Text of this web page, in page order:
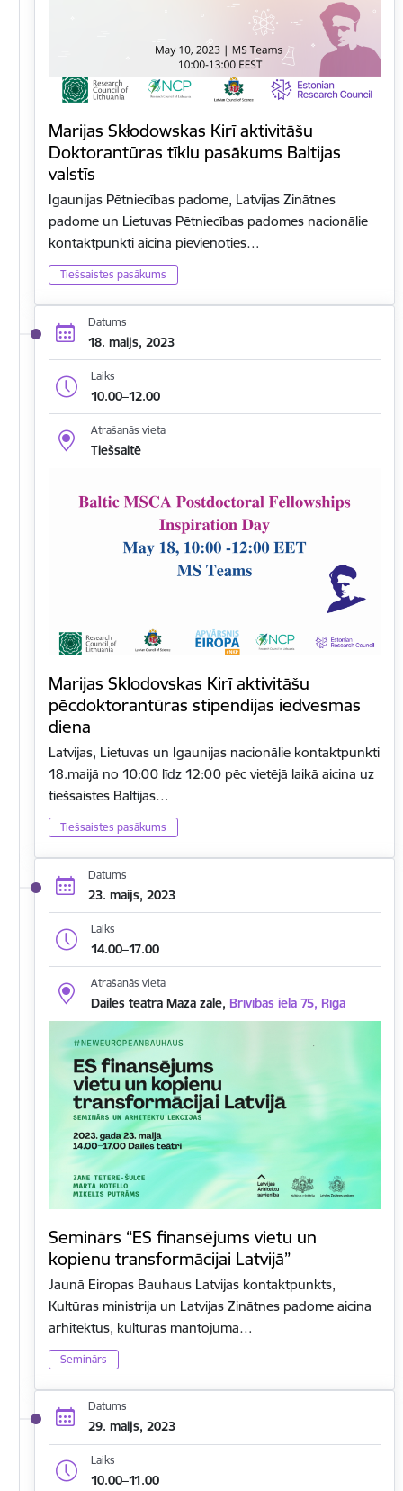
Marijas Skłodowskas Kirī aktivitāšu
Doktorantūras tīklu pasākums Baltijas
valstīs
Igaunijas Pētniecības padome, Latvijas Zinātnes
padome un Lietuvas Pētniecības padomes nacionālie
kontaktpunkti aicina pievienoties…
Tiešsaistes pasākums
Datums
18. maijs, 2023
Laiks
10.00–12.00
Atrašanās vieta
Tiešsaitē
Marijas Sklodovskas Kirī aktivitāšu
pēcdoktorantūras stipendijas iedvesmas
diena
Latvijas, Lietuvas un Igaunijas nacionālie kontaktpunkti
18.maijā no 10:00 līdz 12:00 pēc vietējā laikā aicina uz
tiešsaistes Baltijas…
Tiešsaistes pasākums
Datums
23. maijs, 2023
Laiks
14.00–17.00
Atrašanās vieta
Dailes teātra Mazā zāle, Brīvības iela 75, Rīga
Seminārs “ES finansējums vietu un
kopienu transformācijai Latvijā”
Jaunā Eiropas Bauhaus Latvijas kontaktpunkts,
Kultūras ministrija un Latvijas Zinātnes padome aicina
arhitektus, kultūras mantojuma…
Seminārs
Datums
29. maijs, 2023
Laiks
10.00–11.00